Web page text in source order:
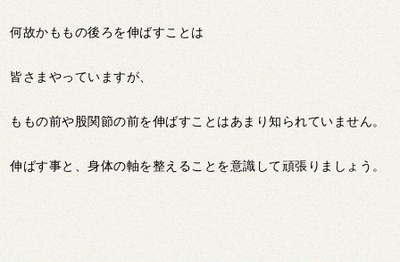
何故かももの後ろを伸ばすことは
皆さまやっていますが、
ももの前や股関節の前を伸ばすことはあまり知られていません。
伸ばす事と、身体の軸を整えることを意識して頑張りましょう。